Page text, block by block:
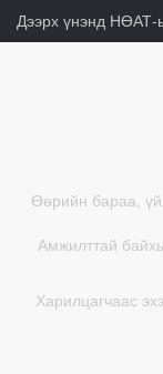
Дээрх үнэнд НӨАТ-
Өөрийн бараа,
Амжилттай
Харилцагчаас